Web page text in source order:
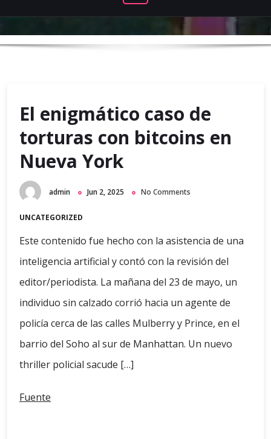
El enigmático caso de
torturas con bitcoins en
Nueva York
admin Jun 2, 2025 No Comments
UNCATEGORIZED
Este contenido fue hecho con la asistencia de una
inteligencia artificial y contó con la revisión del
editor/periodista. La mañana del 23 de mayo, un
individuo sin calzado corrió hacia un agente de
policía cerca de las calles Mulberry y Prince, en el
barrio del Soho al sur de Manhattan. Un nuevo
thriller policial sacude […]
Fuente